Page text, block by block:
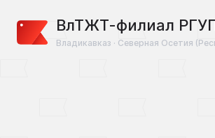
ВлТЖТ-филиал
Владикавказ · Северная Осетия